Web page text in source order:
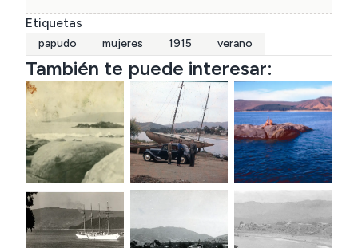
Etiquetas
papudo mujeres 1915 verano
También te puede interesar: